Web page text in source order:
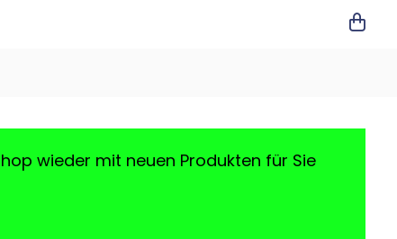
wieder mit neuen Produkten für Sie